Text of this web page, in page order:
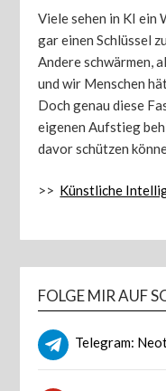
Viele sehen in KI ein
gar einen Schlüssel
Andere schwärmen,
und wir Menschen
Doch genau diese
eigenen Aufstieg
davor schützen
>> Künstliche
FOLGE MIR AUF
Telegram: